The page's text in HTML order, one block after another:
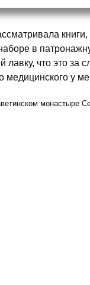
книги,
в
лавку, что это за
медицинского у